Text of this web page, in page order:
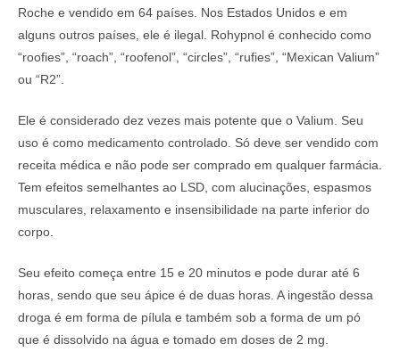
Roche e vendido em 64 países. Nos Estados Unidos e em
alguns outros países, ele é ilegal. Rohypnol é conhecido como
“roofies”, “roach”, “roofenol”, “circles”, “rufies”, “Mexican Valium”
ou “R2”.
Ele é considerado dez vezes mais potente que o Valium. Seu
uso é como medicamento controlado. Só deve ser vendido com
receita médica e não pode ser comprado em qualquer farmácia.
Tem efeitos semelhantes ao LSD, com alucinações, espasmos
musculares, relaxamento e insensibilidade na parte inferior do
corpo.
Seu efeito começa entre 15 e 20 minutos e pode durar até 6
horas, sendo que seu ápice é de duas horas. A ingestão dessa
droga é em forma de pílula e também sob a forma de um pó
que é dissolvido na água e tomado em doses de 2 mg.